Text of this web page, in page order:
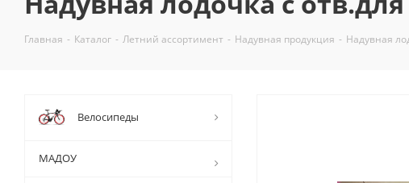
Главная - Каталог - Летний ассортимент - Надувная продукция - Надувная
Велосипеды
МАДОУ